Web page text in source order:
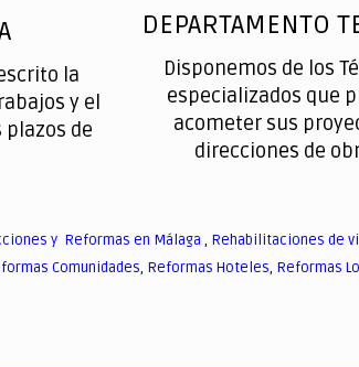
la
y el
de
DEPARTAMENTO
Disponemos de los
especializados que
acometer sus
direcciones de
y Reformas en Málaga , Rehabilitaciones de
Comunidades, Reformas Hoteles, Reformas